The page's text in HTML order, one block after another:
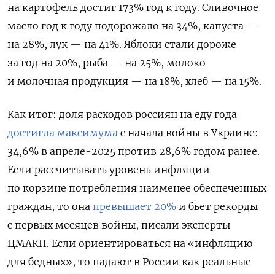
на картофель достиг 173% год к году. Сливочное
масло год к году подорожало на 34%, капуста —
на 28%, лук — на 41%. Яблоки стали дороже
за год на 20%, рыба — на 25%, молоко
и молочная продукция — на 18%, хлеб — на 15%.
Как итог: доля расходов россиян на еду года
достигла максимума с начала войны в Украине:
34,6% в апреле-2025 против 28,6% годом ранее.
Если рассчитывать уровень инфляции
по корзине потребления наименее обеспеченных
граждан, то она превышает 20% и бьет рекорды
с первых месяцев войны, писали эксперты
ЦМАКП. Если ориентироваться на «инфляцию
для бедных», то падают в России как реальные